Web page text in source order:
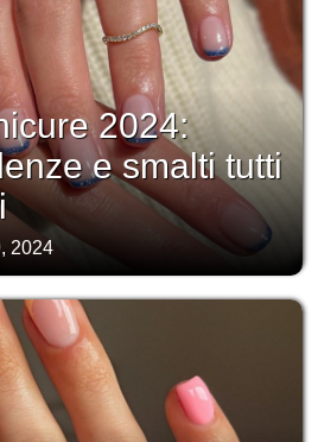
2024:
e smalti tutti
2024